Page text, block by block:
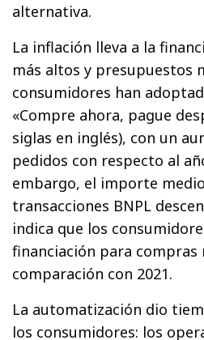
alternativa.
La inflación lleva a la
más altos y presupuestos
consumidores han
«Compre ahora, pague
siglas en inglés), con un
pedidos con respecto al
embargo, el importe
transacciones BNPL
indica que los
financiación para compras
comparación con 2021.
La automatización dio
los consumidores: los